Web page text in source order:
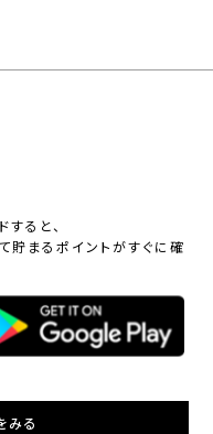
ると、
貯まるポイントがすぐに確
みる